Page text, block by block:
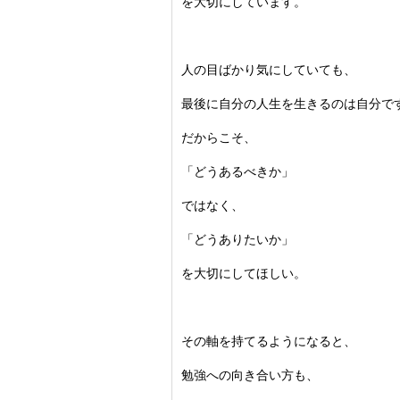
人の目ばかり気にしていても、
最後に自分の人生を生きるのは自分で
だからこそ、
「どうあるべきか」
ではなく、
「どうありたいか」
を大切にしてほしい。
その軸を持てるようになると、
勉強への向き合い方も、